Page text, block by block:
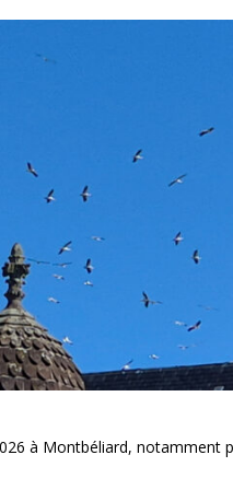
à Montbéliard, notamment